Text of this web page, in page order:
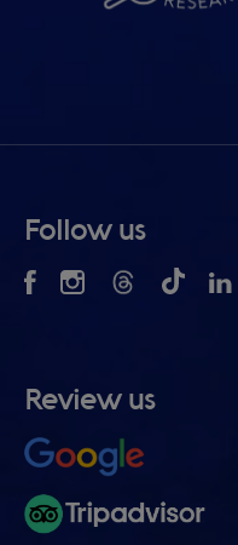
Follow us
Review us